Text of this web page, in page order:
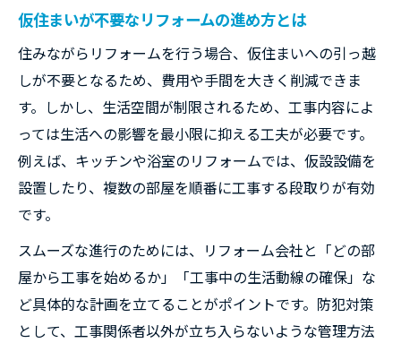
仮住まいが不要なリフォームの進め方とは
住みながらリフォームを行う場合、仮住まいへの引っ越
しが不要となるため、費用や手間を大きく削減できま
す。しかし、生活空間が制限されるため、工事内容によ
っては生活への影響を最小限に抑える工夫が必要です。
例えば、キッチンや浴室のリフォームでは、仮設設備を
設置したり、複数の部屋を順番に工事する段取りが有効
です。
スムーズな進行のためには、リフォーム会社と「どの部
屋から工事を始めるか」「工事中の生活動線の確保」な
ど具体的な計画を立てることがポイントです。防犯対策
として、工事関係者以外が立ち入らないような管理方法